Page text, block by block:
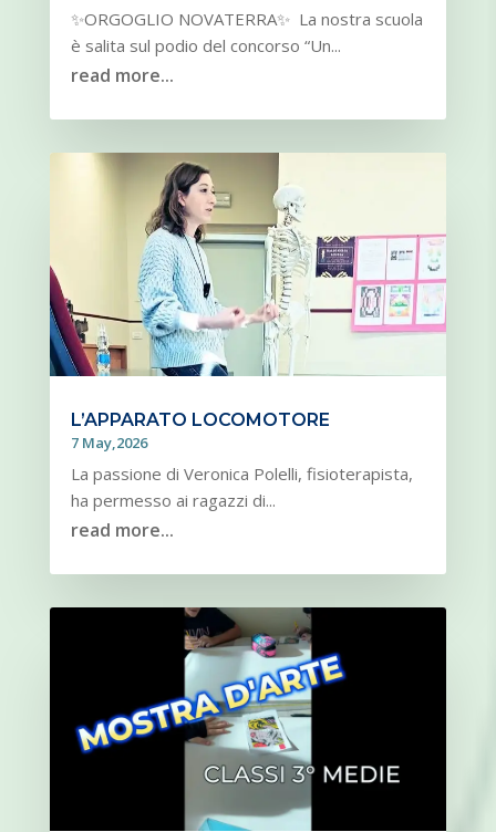
✨ORGOGLIO NOVATERRA✨ La nostra scuola
è salita sul podio del concorso “Un...
read more...
L’APPARATO LOCOMOTORE
7 May,2026
La passione di Veronica Polelli, fisioterapista,
ha permesso ai ragazzi di...
read more...